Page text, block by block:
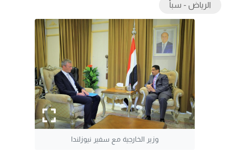
الرياض - سبأ
وزير الخارجية مع سفير نيوزلندا